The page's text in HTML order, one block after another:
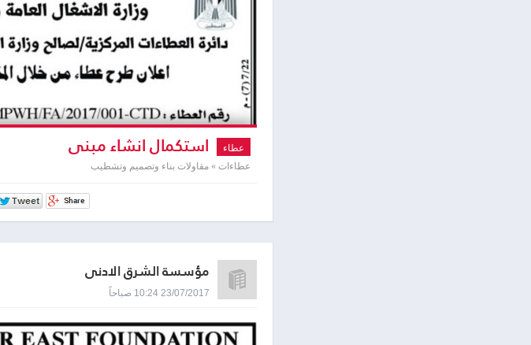
عطاء استكمال انشاء مبنى
عطاءات » مقاولات بناء وتصميم وتشطيب
مؤسسة الشرق الادنى
23/07/2017 10:24 صباحاً